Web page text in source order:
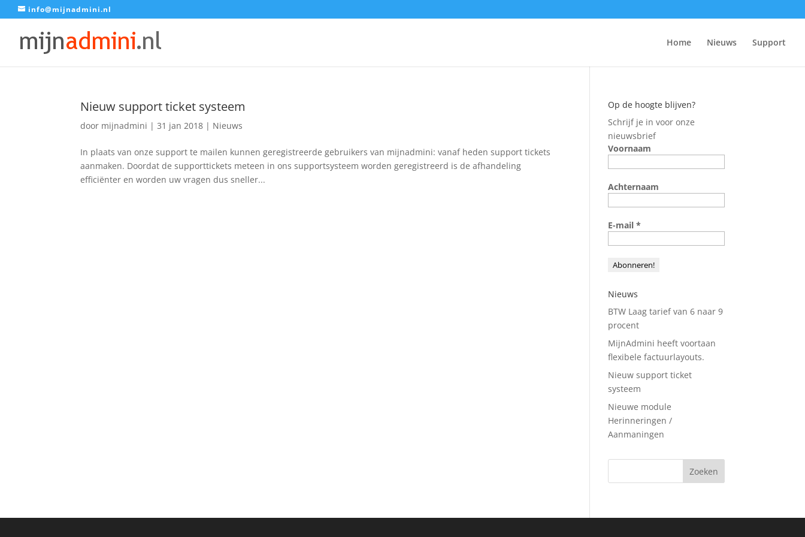
info@mijnadmini.nl
Home Nieuws Support
Nieuw support ticket systeem
door mijnadmini |31 jan 2018 | Nieuws
In plaats van onze support te mailen kunnen geregistreerde gebruikers van mijnadmini: vanaf heden support tickets
aanmaken. Doordat de supporttickets meteen in ons supportsysteem worden geregistreerd is de afhandeling
efficiënter en worden uw vragen dus sneller...
Op de hoogte blijven?
Schrijf je in voor onze
nieuwsbrief
Voornaam
Achternaam
E-mail*
Nieuws
BTW Laag tarief van 6 naar 9
procent
MijnAdmini heeft voortaan
flexibele factuurlayouts.
Nieuw support ticket
systeem
Nieuwe module
Herinneringen /
Aanmaningen